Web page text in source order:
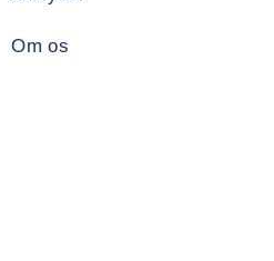
Om os